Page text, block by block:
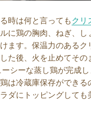
時は何と言っても クリ
に鶏の胸肉、ねぎ、し
ます。保温力のあるク
た後、火を止めてその
ーシーな蒸し鶏が完成し
は冷蔵庫保存ができる
ダにトッピングしても